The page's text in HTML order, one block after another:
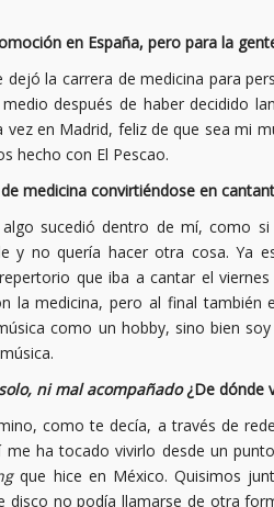
en España, pero para la
la carrera de medicina para
después de haber decidido
vez en Madrid, feliz de que sea mi
hecho con El Pescao.
medicina convirtiéndose en
sucedió dentro de mí, como
y no quería hacer otra cosa. Ya
que iba a cantar el
la medicina, pero al final
como un hobby, sino bien
ni mal acompañado¿De dónde
como te decía, a través de
ha tocado vivirlo desde un
que hice en México. Quisimos
disco no podía llamarse de otra